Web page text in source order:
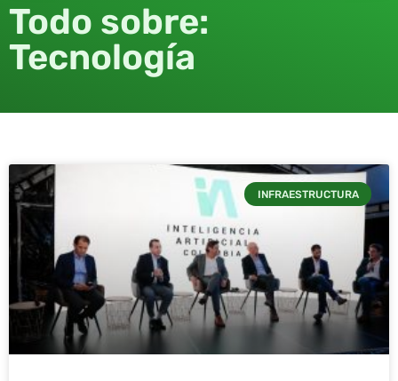
Todo sobre:
Tecnología
INFRAESTRUCTURA